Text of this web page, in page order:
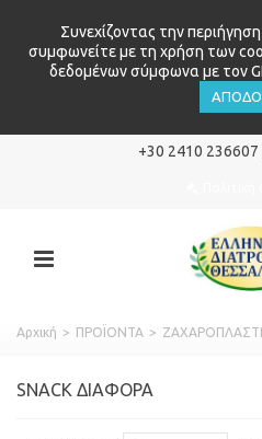
Συνεχίζοντας την
συμφωνείτε με τη χρήση των
δεδομένων σύμφωνα με τον
+30 2410 236607
Αρχική > ΠΡΟΪΟΝΤΑ >
SNACK ΔΙΑΦΟΡΑ